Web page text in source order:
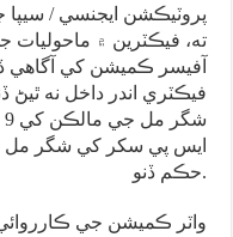
پروٽيڪشن ايجنسي /
ته، فيڪٽرين ۾ ماحوليات
آفيسر ڪميشن کي
فيڪٽري اندر داخل نه ٿيڻ
ايس پي سکر کي شگر مل
حڪم ڏنو.